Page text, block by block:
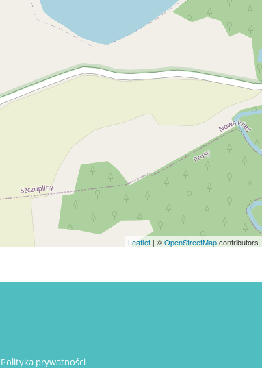
Leaflet | ©OpenStreetMapcontributors
Polityka prywatności